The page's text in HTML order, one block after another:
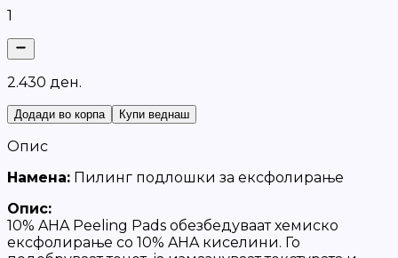
1
2.430 ден.
Додади во корпа Купи веднаш
Опис
Намена: Пилинг подлошки за ексфолирање
Опис:
10% AHA Peeling Pads обезбедуваат хемиско
ексфолирање со 10% AHA киселини. Го